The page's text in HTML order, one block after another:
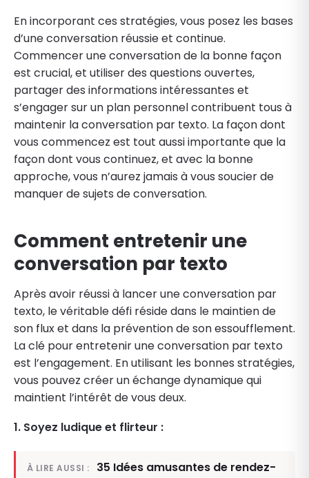
En incorporant ces stratégies, vous posez les bases
d’une conversation réussie et continue.
Commencer une conversation de la bonne façon
est crucial, et utiliser des questions ouvertes,
partager des informations intéressantes et
s’engager sur un plan personnel contribuent tous à
maintenir la conversation par texto. La façon dont
vous commencez est tout aussi importante que la
façon dont vous continuez, et avec la bonne
approche, vous n’aurez jamais à vous soucier de
manquer de sujets de conversation.
Comment entretenir une
conversation par texto
Après avoir réussi à lancer une conversation par
texto, le véritable défi réside dans le maintien de
son flux et dans la prévention de son essoufflement.
La clé pour entretenir une conversation par texto
est l’engagement. En utilisant les bonnes stratégies,
vous pouvez créer un échange dynamique qui
maintient l’intérêt de vous deux.
1. Soyez ludique et flirteur :
À LIRE AUSSI :
35 Idées amusantes de rendez-